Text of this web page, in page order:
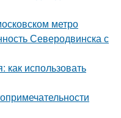
метро
Северодвинска с
использовать